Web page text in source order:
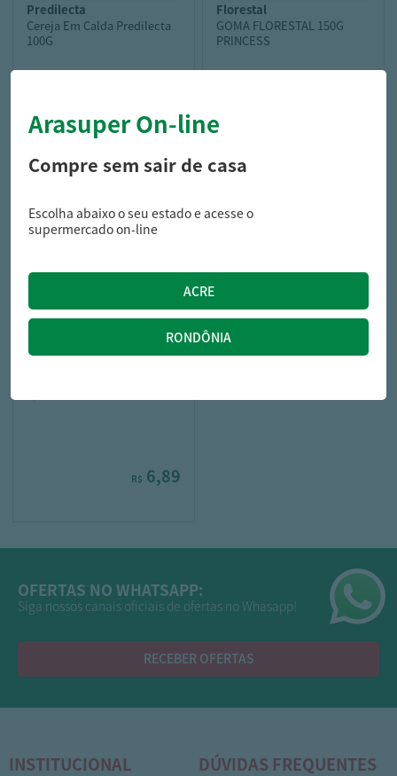
predilecta
Cereja Em Calda Predilecta
100G
R$ 27,99
florestal
GOMA FLORESTAL 150G
PRINCESS
R$ 6,89
OFERTAS NO WHATSAPP:
Siga nossos canais oficiais de ofertas no Whasapp!
RECEBER OFERTAS
INSTITUCIONAL DÚVIDAS FREQUENTES
Arasuper On-line
Compre sem sair de casa
Escolha abaixo o seu estado e acesse o
supermercado on-line